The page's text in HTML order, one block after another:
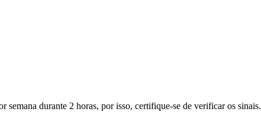
semana durante 2 horas, por isso, certifique-se de verificar os sinais.